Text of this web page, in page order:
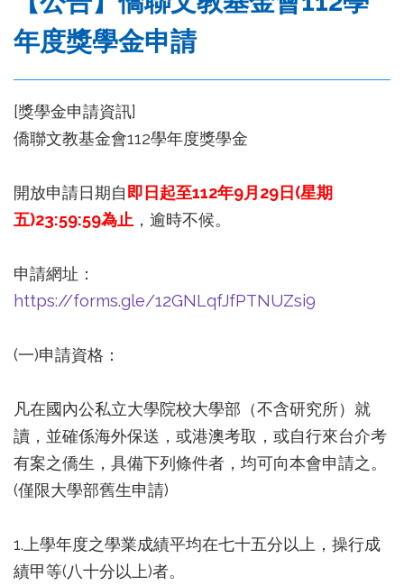
年度獎學金申請
[獎學金申請資訊]
僑聯文教基金會112學年度獎學金
開放申請日期自即日起至112年9月29日(星期
五)23:59:59為止 ，逾時不候。
申請網址：
https://forms.gle/12GNLqfJfPTNUZsi9
(一)申請資格：
凡在國內公私立大學院校大學部（不含研究所）就
讀，並確係海外保送，或港澳考取，或自行來台介考
有案之僑生，具備下列條件者，均可向本會申請之。
(僅限大學部舊生申請)
1.上學年度之學業成績平均在七十五分以上，操行成
績甲等(八十分以上)者。